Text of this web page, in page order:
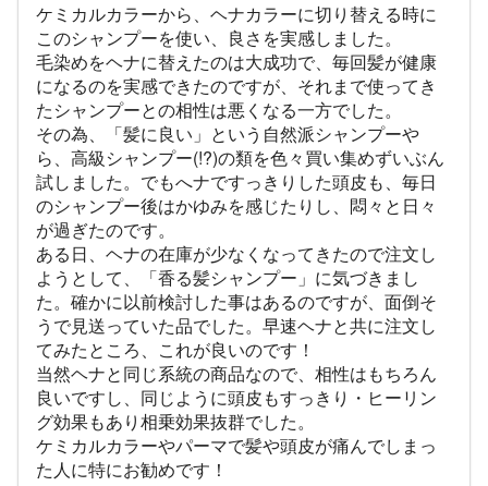
ケミカルカラーから、ヘナカラーに切り替える時に
このシャンプーを使い、良さを実感しました。
毛染めをヘナに替えたのは大成功で、毎回髪が健康
になるのを実感できたのですが、それまで使ってき
たシャンプーとの相性は悪くなる一方でした。
その為、「髪に良い」という自然派シャンプーや
ら、高級シャンプー(!?)の類を色々買い集めずいぶん
試しました。でもへナですっきりした頭皮も、毎日
のシャンプー後はかゆみを感じたりし、悶々と日々
が過ぎたのです。
ある日、ヘナの在庫が少なくなってきたので注文し
ようとして、「香る髪シャンプー」に気づきまし
た。確かに以前検討した事はあるのですが、面倒そ
うで見送っていた品でした。早速ヘナと共に注文し
てみたところ、これが良いのです！
当然ヘナと同じ系統の商品なので、相性はもちろん
良いですし、同じように頭皮もすっきり・ヒーリン
グ効果もあり相乗効果抜群でした。
ケミカルカラーやパーマで髪や頭皮が痛んでしまっ
た人に特にお勧めです！